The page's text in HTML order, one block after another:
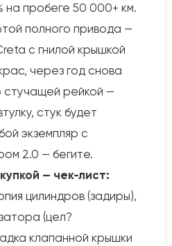
на пробеге 50 000+ км.
полного привода —
с гнилой крышкой
через год снова
стучащей рейкой —
стук будет
экземпляр с
2.0 — бегите.
— чек-лист:
цилиндров (задиры),
(цел?
клапанной крышки